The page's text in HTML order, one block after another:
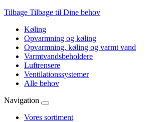
Tilbage Tilbage til Dine behov
Køling
Opvarmning og køling
Opvarmning, køling og varmt vand
Varmtvandsbeholdere
Luftrensere
Ventilationssystemer
Alle behov
Navigation
Vores sortiment